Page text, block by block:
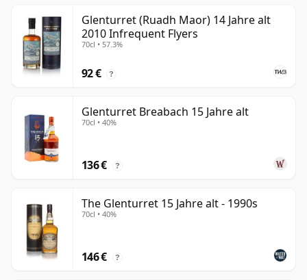
Glenturret (Ruadh Maor) 14 Jahre alt
2010 Infrequent Flyers
70cl • 57.3%
92 € ?
Glenturret Breabach 15 Jahre alt
70cl • 40%
136 € ?
The Glenturret 15 Jahre alt - 1990s
70cl • 40%
146 € ?